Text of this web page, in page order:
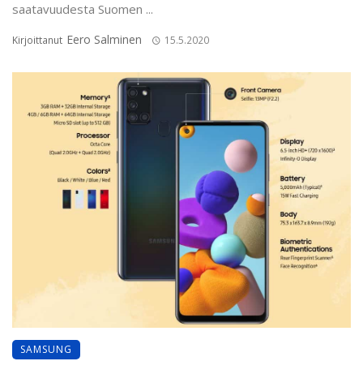
saatavuudesta Suomen ...
Kirjoittanut Eero Salminen 15.5.2020
SAMSUNG